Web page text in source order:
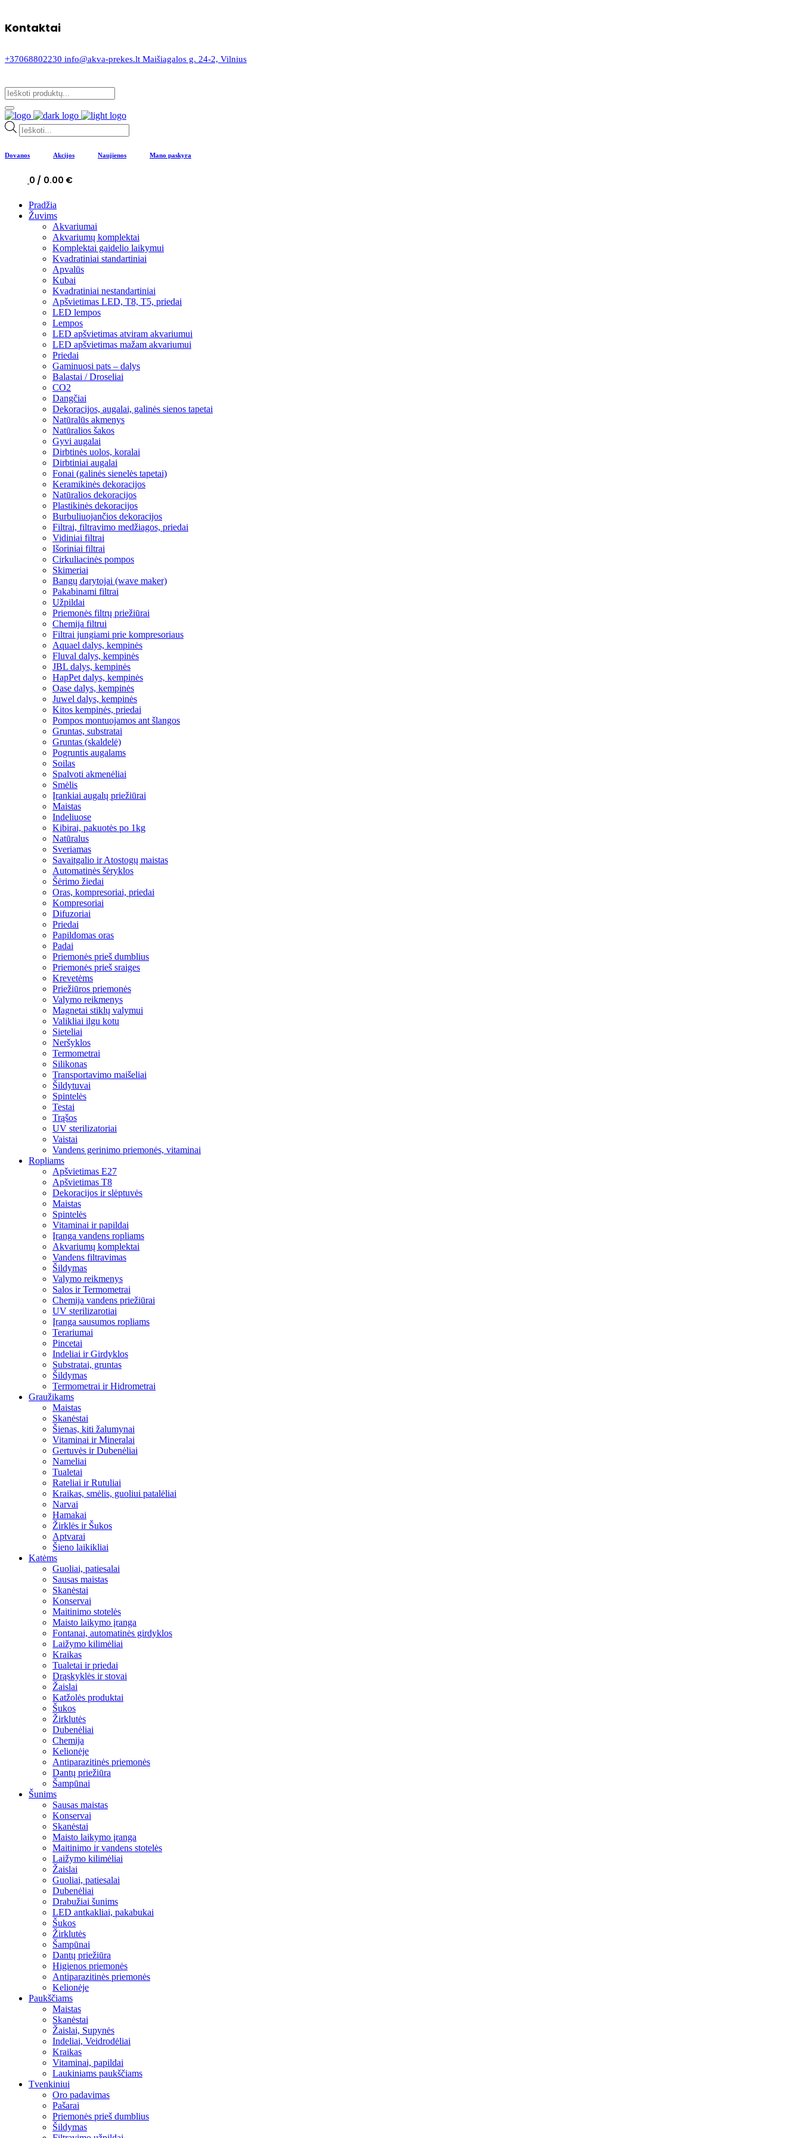
Kontaktai
+37068802230 info@akva-prekes.lt Maišiagalos g. 24-2, Vilnius
Products
search
Dovanos Akcijos Naujienos Mano paskyra
0 0.00 €
Pradžia
Žuvims
Akvariumai
Akvariumų komplektai
Komplektai gaidelio laikymui
Kvadratiniai standartiniai
Apvalūs
Kubai
Kvadratiniai nestandartiniai
Apšvietimas LED, T8, T5, priedai
LED lempos
Lempos
LED apšvietimas atviram akvariumui
LED apšvietimas mažam akvariumui
Priedai
Gaminuosi pats – dalys
Balastai / Droseliai
CO2
Dangčiai
Dekoracijos, augalai, galinės sienos tapetai
Natūralūs akmenys
Natūralios šakos
Gyvi augalai
Dirbtinės uolos, koralai
Dirbtiniai augalai
Fonai (galinės sienelės tapetai)
Keramikinės dekoracijos
Natūralios dekoracijos
Plastikinės dekoracijos
Burbuliuojančios dekoracijos
Filtrai, filtravimo medžiagos, priedai
Vidiniai filtrai
Išoriniai filtrai
Cirkuliacinės pompos
Skimeriai
Bangų darytojai (wave maker)
Pakabinami filtrai
Užpildai
Priemonės filtrų priežiūrai
Chemija filtrui
Filtrai jungiami prie kompresoriaus
Aquael dalys, kempinės
Fluval dalys, kempinės
JBL dalys, kempinės
HapPet dalys, kempinės
Oase dalys, kempinės
Juwel dalys, kempinės
Kitos kempinės, priedai
Pompos montuojamos ant šlangos
Gruntas, substratai
Gruntas (skaldelė)
Pogruntis augalams
Soilas
Spalvoti akmenėliai
Smėlis
Įrankiai augalų priežiūrai
Maistas
Indeliuose
Kibirai, pakuotės po 1kg
Natūralus
Sveriamas
Savaitgalio ir Atostogų maistas
Automatinės šėryklos
Šėrimo žiedai
Oras, kompresoriai, priedai
Kompresoriai
Difuzoriai
Priedai
Papildomas oras
Padai
Priemonės prieš dumblius
Priemonės prieš sraiges
Krevetėms
Priežiūros priemonės
Valymo reikmenys
Magnetai stiklų valymui
Valikliai ilgu kotu
Sieteliai
Neršyklos
Termometrai
Silikonas
Transportavimo maišeliai
Šildytuvai
Spintelės
Testai
Trąšos
UV sterilizatoriai
Vaistai
Vandens gerinimo priemonės, vitaminai
Ropliams
Apšvietimas E27
Apšvietimas T8
Dekoracijos ir slėptuvės
Maistas
Spintelės
Vitaminai ir papildai
Įranga vandens ropliams
Akvariumų komplektai
Vandens filtravimas
Šildymas
Valymo reikmenys
Salos ir Termometrai
Chemija vandens priežiūrai
UV sterilizarotiai
Įranga sausumos ropliams
Terariumai
Pincetai
Indeliai ir Girdyklos
Substratai, gruntas
Šildymas
Termometrai ir Hidrometrai
Graužikams
Maistas
Skanėstai
Šienas, kiti žalumynai
Vitaminai ir Mineralai
Gertuvės ir Dubenėliai
Nameliai
Tualetai
Rateliai ir Rutuliai
Kraikas, smėlis, guoliui patalėliai
Narvai
Hamakai
Žirklės ir Šukos
Aptvarai
Šieno laikikliai
Katėms
Guoliai, patiesalai
Sausas maistas
Skanėstai
Konservai
Maitinimo stotelės
Maisto laikymo įranga
Fontanai, automatinės girdyklos
Laižymo kilimėliai
Kraikas
Tualetai ir priedai
Drąskyklės ir stovai
Žaislai
Katžolės produktai
Šukos
Žirklutės
Dubenėliai
Chemija
Kelionėje
Antiparazitinės priemonės
Dantų priežiūra
Šampūnai
Šunims
Sausas maistas
Konservai
Skanėstai
Maisto laikymo įranga
Maitinimo ir vandens stotelės
Laižymo kilimėliai
Žaislai
Guoliai, patiesalai
Dubenėliai
Drabužiai šunims
LED antkakliai, pakabukai
Šukos
Žirklutės
Šampūnai
Dantų priežiūra
Higienos priemonės
Antiparazitinės priemonės
Kelionėje
Paukščiams
Maistas
Skanėstai
Žaislai, Supynės
Indeliai, Veidrodėliai
Kraikas
Vitaminai, papildai
Laukiniams paukščiams
Tvenkiniui
Oro padavimas
Pašarai
Priemonės prieš dumblius
Šildymas